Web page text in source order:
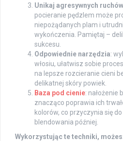
Unikaj agresywnych ruchów
pocieranie pędzlem może
niepożądanych plam i
wykończenia. Pamiętaj –
sukcesu.
Odpowiednie narzędzia:
włosiu, ułatwisz sobie
na lepsze rozcieranie cieni
delikatnej skóry powiek.
Baza pod cienie: nałożenie
znacząco poprawia ich
kolorów, co przyczynia się
blendowania później.
Wykorzystując te techniki,